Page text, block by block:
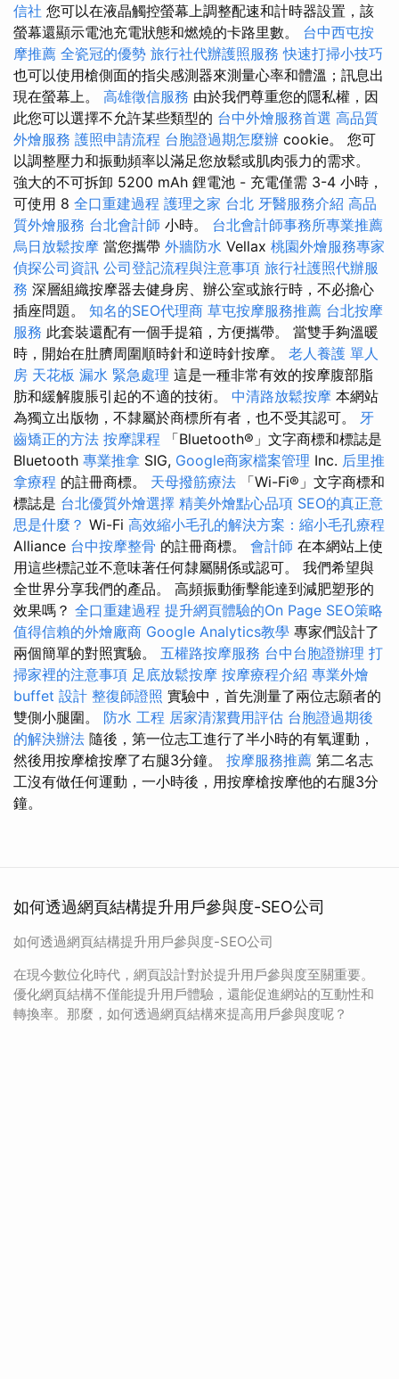
信社 您可以在液晶觸控螢幕上調整配速和計時器設置，該
螢幕還顯示電池充電狀態和燃燒的卡路里數。 台中西屯按
摩推薦 全瓷冠的優勢 旅行社代辦護照服務 快速打掃小技巧
也可以使用槍側面的指尖感測器來測量心率和體溫；訊息出
現在螢幕上。 高雄徵信服務 由於我們尊重您的隱私權，因
此您可以選擇不允許某些類型的 台中外燴服務首選 高品質
外燴服務 護照申請流程 台胞證過期怎麼辦 cookie。 您可
以調整壓力和振動頻率以滿足您放鬆或肌肉張力的需求。
強大的不可拆卸 5200 mAh 鋰電池 - 充電僅需 3-4 小時，
可使用 8 全口重建過程 護理之家 台北 牙醫服務介紹 高品
質外燴服務 台北會計師 小時。 台北會計師事務所專業推薦
烏日放鬆按摩 當您攜帶 外牆防水 Vellax 桃園外燴服務專家
偵探公司資訊 公司登記流程與注意事項 旅行社護照代辦服
務 深層組織按摩器去健身房、辦公室或旅行時，不必擔心
插座問題。 知名的SEO代理商 草屯按摩服務推薦 台北按摩
服務 此套裝還配有一個手提箱，方便攜帶。 當雙手夠溫暖
時，開始在肚臍周圍順時針和逆時針按摩。 老人養護 單人
房 天花板 漏水 緊急處理 這是一種非常有效的按摩腹部脂
肪和緩解腹脹引起的不適的技術。 中清路放鬆按摩 本網站
為獨立出版物，不隸屬於商標所有者，也不受其認可。 牙
齒矯正的方法 按摩課程 「Bluetooth®」文字商標和標誌是
Bluetooth 專業推拿 SIG, Google商家檔案管理 Inc. 后里推
拿療程 的註冊商標。 天母撥筋療法 「Wi-Fi®」文字商標和
標誌是 台北優質外燴選擇 精美外燴點心品項 SEO的真正意
思是什麼？ Wi-Fi 高效縮小毛孔的解決方案：縮小毛孔療程
Alliance 台中按摩整骨 的註冊商標。 會計師 在本網站上使
用這些標記並不意味著任何隸屬關係或認可。 我們希望與
全世界分享我們的產品。 高頻振動衝擊能達到減肥塑形的
效果嗎？ 全口重建過程 提升網頁體驗的On Page SEO策略
值得信賴的外燴廠商 Google Analytics教學 專家們設計了
兩個簡單的對照實驗。 五權路按摩服務 台中台胞證辦理 打
掃家裡的注意事項 足底放鬆按摩 按摩療程介紹 專業外燴
buffet 設計 整復師證照 實驗中，首先測量了兩位志願者的
雙側小腿圍。 防水 工程 居家清潔費用評估 台胞證過期後
的解決辦法 隨後，第一位志工進行了半小時的有氧運動，
然後用按摩槍按摩了右腿3分鐘。 按摩服務推薦 第二名志
工沒有做任何運動，一小時後，用按摩槍按摩他的右腿3分
鐘。
如何透過網頁結構提升用戶參與度-SEO公司
如何透過網頁結構提升用戶參與度-SEO公司
在現今數位化時代，網頁設計對於提升用戶參與度至關重要。
優化網頁結構不僅能提升用戶體驗，還能促進網站的互動性和
轉換率。那麼，如何透過網頁結構來提高用戶參與度呢？